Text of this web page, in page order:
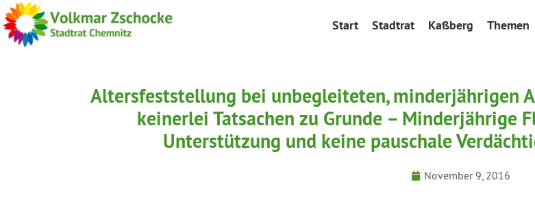
Start Stadtrat Kaßberg Themen
Altersfeststellung bei unbegleiteten, minderjährigen
keinerlei Tatsachen zu Grunde – Minderjährige
Unterstützung und keine pauschale
November 9, 2016